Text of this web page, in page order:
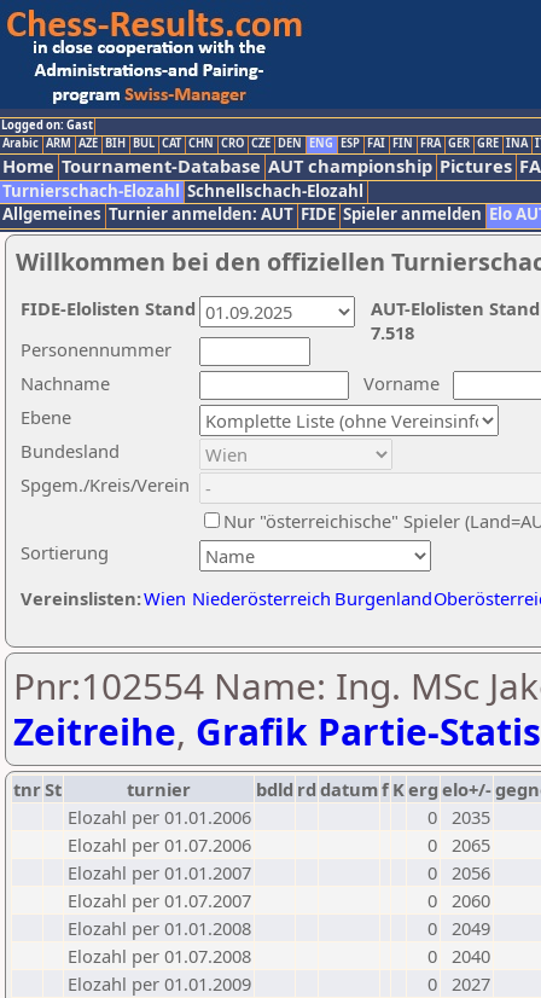
Logged on: Gast
Arabic ARM AZE BIH BUL CAT CHN CRO CZE DEN ENG ESP FAI FIN FRA GER GRE INA
Home Tournament-Database AUT championship Pictures
Turnierschach-Elozahl Schnellschach-Elozahl
Allgemeines Turnier anmelden: AUT FIDE Spieler anmelden Elo
Willkommen bei den offiziellen
Nachname
Vorname
Ebene
Sortierung
Personennummer
Bundesland
Spgem./Kreis/Verein
Nur "österreichische" Spieler
Vereinslisten:Wien Niederösterreich Burgenland
AUT-Elolisten
7.518
FIDE-Elolisten Stand
Pnr:102554 Name: Ing. MSc
Zeitreihe, Grafik Partie-
tnrSt turnier bdld rd datumf Kerg elo+/-
Elozahl per 01.01.2006
0 2035
Elozahl per 01.07.2006
0 2065
Elozahl per 01.01.2007
0 2056
Elozahl per 01.07.2007
0 2060
Elozahl per 01.01.2008
0 2049
Elozahl per 01.07.2008
0 2040
Elozahl per 01.01.2009
0 2027